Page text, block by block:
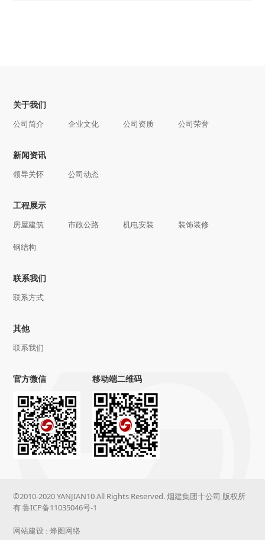
关于我们
公司简介 企业文化 公司资质 公司荣誉
新闻资讯
领导关怀 公司动态
工程展示
房屋建筑 市政公路 机电安装 装饰装修
钢结构
联系我们
联系方式
其他
联系我们
官方微信 移动端二维码
©2010-2020 YANJIAN10 All Rights Reserved. 烟建集团十公司 版权所
有鲁ICP备11035046号-1
网站建设 ：蜂图网络